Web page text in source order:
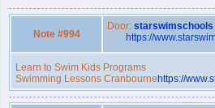
Note #994
Door: starswimschools
https://
Learn to Swim Kids Programs
Swimming Lessons Cranbourne https://